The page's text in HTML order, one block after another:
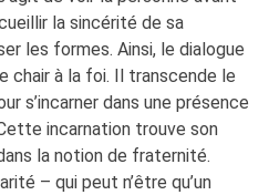
la sincérité de sa
les formes. Ainsi, le dialogue
chair à la foi. Il transcende le
s’incarner dans une présence
incarnation trouve son
la notion de fraternité.
– qui peut n’être qu’un